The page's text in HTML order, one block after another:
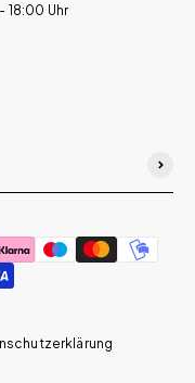
18:00 Uhr